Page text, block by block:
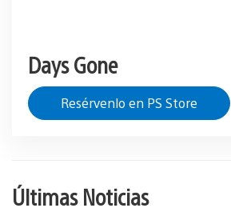
Days Gone
Resérvenlo en PS Store
Últimas Noticias